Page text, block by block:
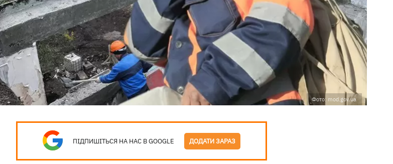
Фото: mod.gov.ua
ПІДПИШІТЬСЯ НА НАС В GOOGLE ДОДАТИ ЗАРАЗ